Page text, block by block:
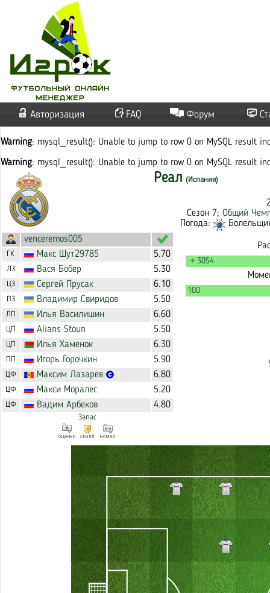
Авторизация FAQ Форум
Warning: mysql_result(): Unable to jump to row 0 on MySQL result
Warning: mysql_result(): Unable to jump to row 0 on MySQL result
Реал (Испания)
Сезон 7;Общий
Погода:
venceremos005
ГК Макс Шут29785 5.70
ЛЗ Вася Бобер 5.30
ЦЗ Сергей Прусак 6.10
ПЗ Владимир Свиридов 5.50
ЛП Илья Василишин 6.60
ЦП Alians Stoun 5.50
ЦП Илья Хаменок 6.30
ПП Игорь Горочкин 5.90
ЦФ Максим Лазарев 6.80
ЦФ Макси Моралес 5.20
ЦФ Вадим Арбеков 4.80
Запас
→ 3054
100